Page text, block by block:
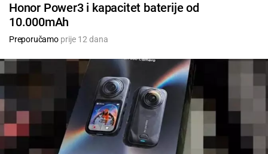
Honor Power3 i kapacitet baterije od
10.000mAh
Preporučamoprije 12 dana